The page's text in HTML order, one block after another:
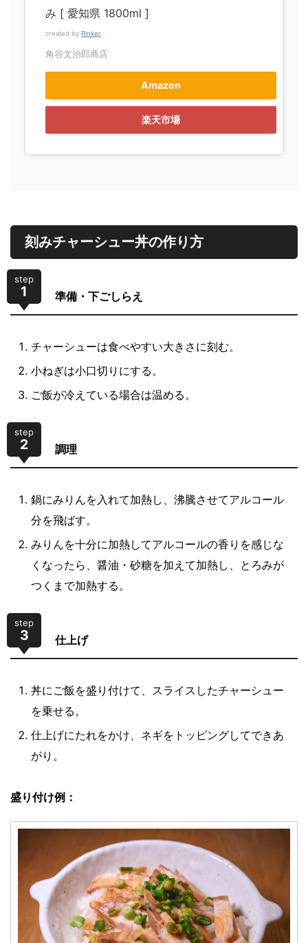
み [ 愛知県 1800ml ]
created by Rinker
角谷文治郎商店
Amazon
楽天市場
刻みチャーシュー丼の作り方
step
1 準備・下ごしらえ
チャーシューは食べやすい大きさに刻む。
小ねぎは小口切りにする。
ご飯が冷えている場合は温める。
step
2 調理
鍋にみりんを入れて加熱し、沸騰させてアルコール
分を飛ばす。
みりんを十分に加熱してアルコールの香りを感じな
くなったら、醤油・砂糖を加えて加熱し、とろみが
つくまで加熱する。
step
3 仕上げ
丼にご飯を盛り付けて、スライスしたチャーシュー
を乗せる。
仕上げにたれをかけ、ネギをトッピングしてできあ
がり。
盛り付け例：